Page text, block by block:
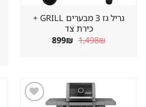
גריל גז 3 מבערים GRILL +
כירת צד
1,498₪ המחיר
המקורי
899₪ המחיר
הנוכחי